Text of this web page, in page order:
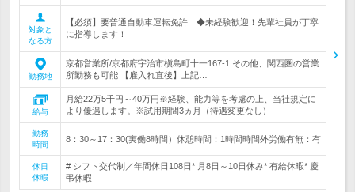
対象と
なる方
【必須】要普通自動車運転免許 ◆未経験歓迎！先輩社員が丁寧
に指導します！
勤務地
京都営業所/京都府宇治市槇島町十一167-1 その他、関西圏の営業
所勤務も可能 【雇入れ直後】上記…
給与
月給22万5千円～40万円※経験、能力等を考慮の上、当社規定に
より優遇します。※試用期間3ヵ月（待遇変更なし）
勤務
時間
8：30～17：30(実働8時間）休憩時間：1時間時間外労働有無：有
休日
休暇
# シフト交代制／年間休日108日* 月8日～10日休み* 有給休暇* 慶
弔休暇